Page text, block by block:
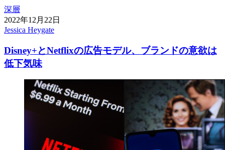
深層
2022年12月22日
Jessica Heygate
Disney+とNetflixの広告モデル、ブランドの意欲は
低下気味